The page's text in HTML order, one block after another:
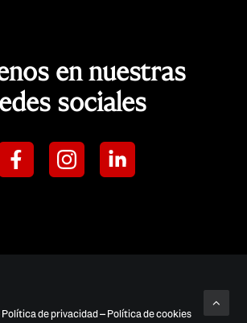
en nuestras
sociales
Política de privacidad–Política de cookies